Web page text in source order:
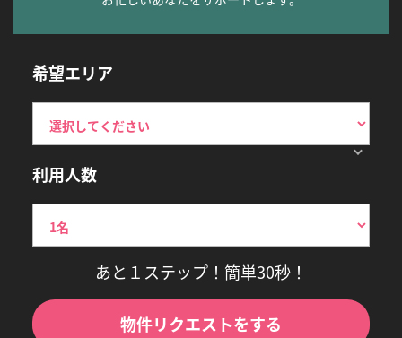
希望エリア
利用人数
あと１ステップ！簡単30秒！
物件リクエストをする